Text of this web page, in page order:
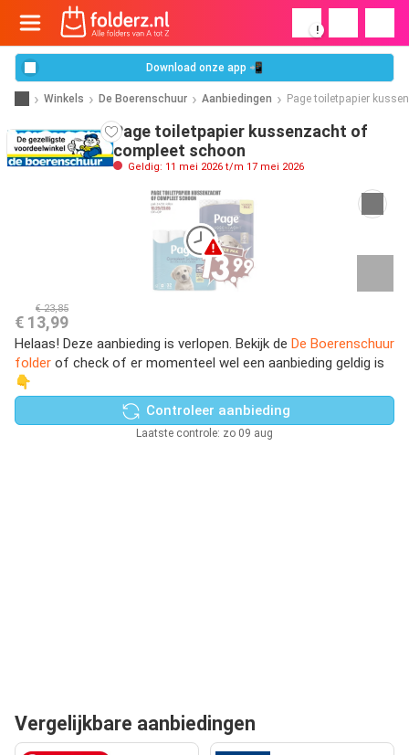
!
Download onze app 📲
Winkels De Boerenschuur Aanbiedingen Page toiletpapier
Page toiletpapier kussenzacht of
compleet schoon
Geldig: 11 mei 2026 t/m 17 mei 2026
€ 23,85
€ 13,99
Helaas! Deze aanbieding is verlopen. Bekijk de De Boerenschuur
folder of check of er momenteel wel een aanbieding geldig is
👇
Controleer aanbieding
Laatste controle: zo 09 aug
Vergelijkbare aanbiedingen